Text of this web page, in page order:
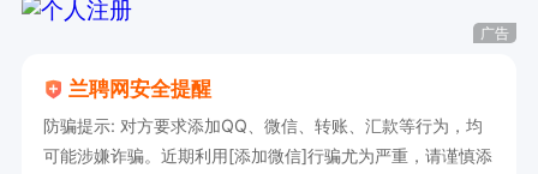
广告
兰聘网安全提醒
防骗提示: 对方要求添加QQ、微信、转账、汇款等行为，均
可能涉嫌诈骗。近期利用[添加微信]行骗尤为严重，请谨慎添